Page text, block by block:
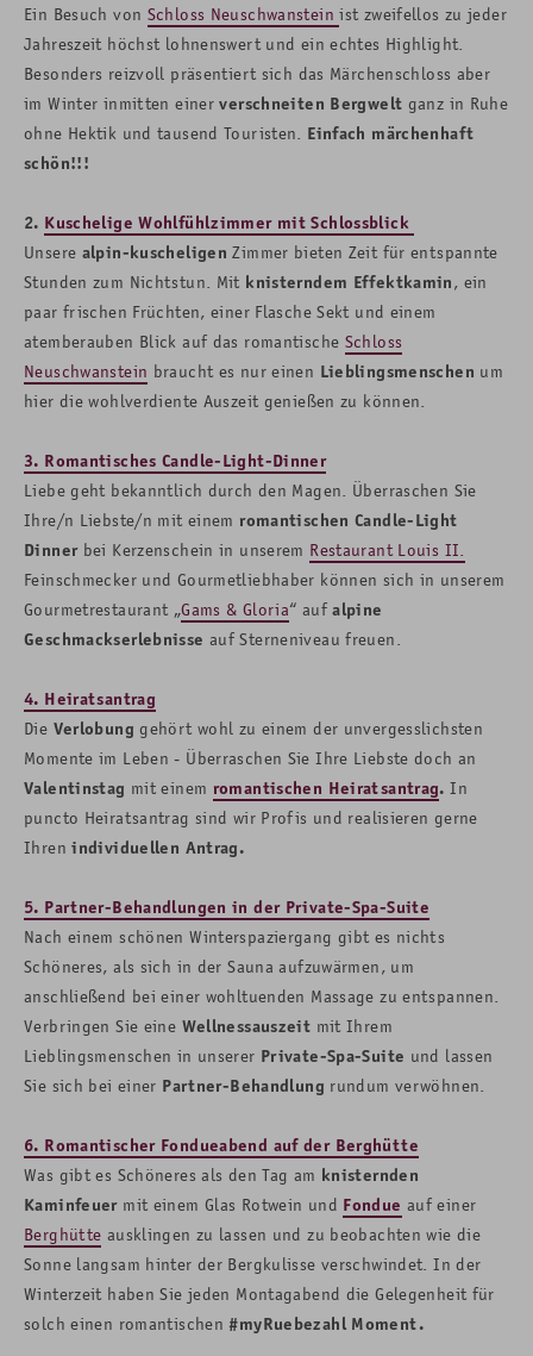
Ein Besuch von Schloss Neuschwansteinist zweifellos zu jeder
Jahreszeit höchst lohnenswert und ein echtes Highlight.
Besonders reizvoll präsentiert sich das Märchenschloss aber
im Winter inmitten einerverschneiten Bergwelt ganz in Ruhe
ohne Hektik und tausend Touristen. Einfach märchenhaft
schön!!!
2. Kuschelige Wohlfühlzimmer mit Schlossblick
Unsere alpin-kuscheligen Zimmer bieten Zeit für entspannte
Stunden zum Nichtstun. Mit knisterndem Effektkamin, ein
paar frischen Früchten, einer Flasche Sekt und einem
atemberauben Blick auf das romantische Schloss
Neuschwanstein braucht es nur einen Lieblingsmenschen um
hier die wohlverdiente Auszeit genießen zu können.
3. Romantisches Candle-Light-Dinner
Liebe geht bekanntlich durch den Magen. Überraschen Sie
Ihre/n Liebste/n mit einem romantischen Candle-Light
Dinnerbei Kerzenschein in unserem Restaurant Louis II.
Feinschmecker und Gourmetliebhaber können sich in unserem
Gourmetrestaurant „Gams & Gloria“ aufalpine
Geschmackserlebnisse auf Sterneniveau freuen.
4. Heiratsantrag
Die Verlobung gehört wohl zu einem der unvergesslichsten
Momente im Leben - Überraschen Sie Ihre Liebste doch an
Valentinstag mit einem romantischen Heiratsantrag. In
puncto Heiratsantrag sind wir Profis und realisieren gerne
Ihrenindividuellen Antrag.
5. Partner-Behandlungen in der Private-Spa-Suite
Nach einem schönen Winterspaziergang gibt es nichts
Schöneres, als sich in der Sauna aufzuwärmen, um
anschließend bei einer wohltuenden Massage zu entspannen.
Verbringen Sie eine Wellnessauszeit mit Ihrem
Lieblingsmenschen in unserer Private-Spa-Suite und lassen
Sie sich bei einer Partner-Behandlung rundum verwöhnen.
6. Romantischer Fondueabend auf der Berghütte
Was gibt es Schöneres als den Tag am knisternden
Kaminfeuermit einem Glas Rotwein und Fondue auf einer
Berghütte ausklingen zu lassen und zu beobachten wie die
Sonne langsam hinter der Bergkulisse verschwindet. In der
Winterzeit haben Sie jeden Montagabend die Gelegenheit für
solch einen romantischen #myRuebezahl Moment.